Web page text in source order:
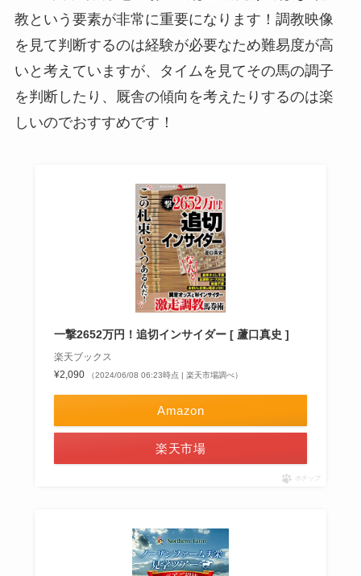
教という要素が非常に重要になります！調教映像
を見て判断するのは経験が必要なため難易度が高
いと考えていますが、タイムを見てその馬の調子
を判断したり、厩舎の傾向を考えたりするのは楽
しいのでおすすめです！
一撃2652万円！追切インサイダー [ 蘆口真史 ]
楽天ブックス
¥2,090
（2024/06/08 06:23時点 | 楽天市場調べ）
Amazon
楽天市場
ポチップ